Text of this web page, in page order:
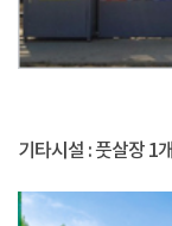
기타시설 : 풋살장 1